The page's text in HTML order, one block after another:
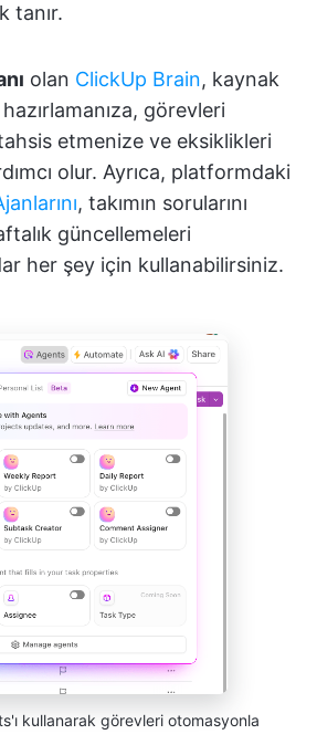
tanır.
olan ClickUp Brain, kaynak
görevleri
etmenize ve eksiklikleri
olur. Ayrıca, platformdaki
, takımın sorularını
güncellemeleri
her şey için kullanabilirsiniz.
kullanarak görevleri otomasyonla